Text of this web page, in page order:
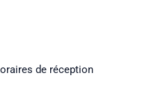
de réception